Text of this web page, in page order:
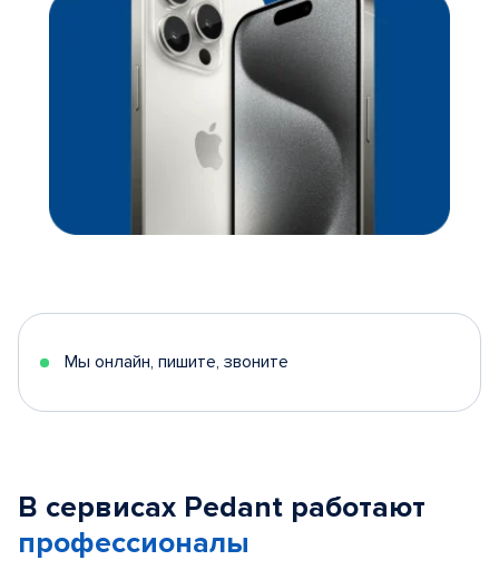
Мы онлайн, пишите, звоните
В сервисах Pedant работают
профессионалы